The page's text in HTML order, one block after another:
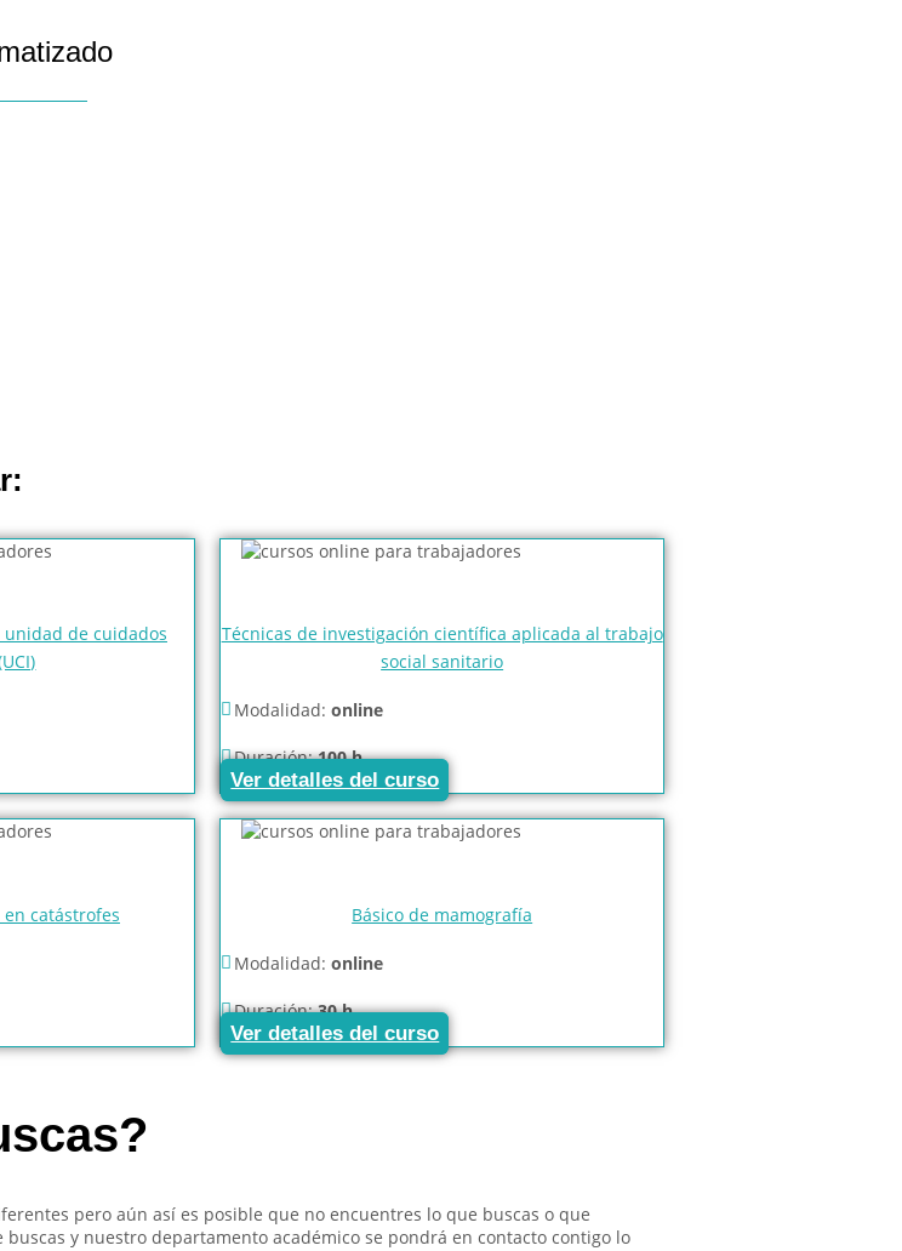
de cuidados
Técnicas de investigación científica aplicada al trabajo
social sanitario
Modalidad:online
Duración:100 h
Ver detalles del curso
catástrofes Básico de mamografía
Modalidad:online
Duración:30 h
Ver detalles del curso
pero aún así es posible que no encuentres lo que buscas o que
y nuestro departamento académico se pondrá en contacto contigo lo